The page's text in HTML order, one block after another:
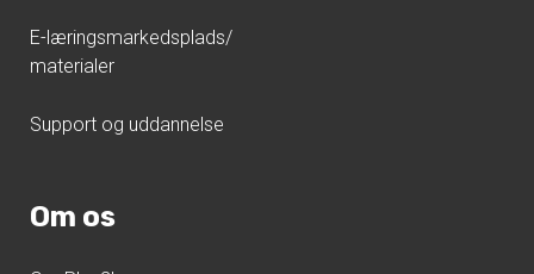
E-læringsmarkedsplads/
materialer
Support og uddannelse
Om os